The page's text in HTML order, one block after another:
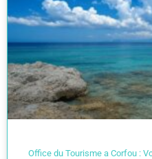
Office du Tourisme a Corfou :